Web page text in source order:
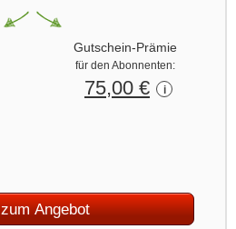
Gutschein-Prämie
für den Abonnenten:
75,00 € i
zum Angebot